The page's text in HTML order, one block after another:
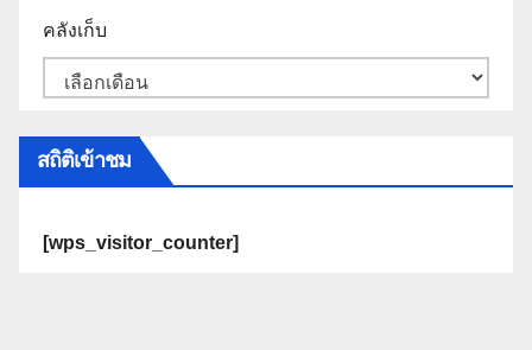
คลังเก็บ
สถิติเข้าชม
[wps_visitor_counter]